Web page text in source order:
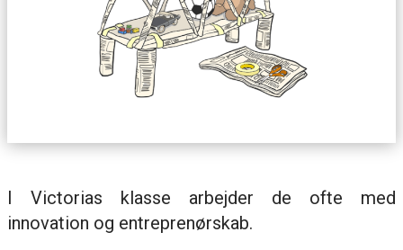
I Victorias klasse arbejder de ofte med
innovation og entreprenørskab.